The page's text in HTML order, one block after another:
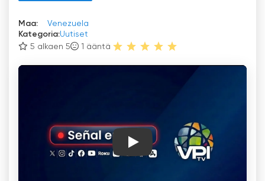
Maa:
Venezuela
Kategoria:Uutiset
5 alkaen 5
1 ääntä